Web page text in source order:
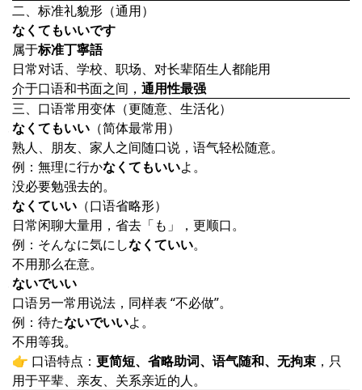
二、标准礼貌形（通用）
なくてもいいです
属于标准丁寧語
日常对话、学校、职场、对长辈陌生人都能用
介于口语和书面之间， 通用性最强
三、口语常用变体（更随意、生活化）
なくてもいい （简体最常用）
熟人、朋友、家人之间随口说，语气轻松随意。
例：無理に行かなくてもいいよ。
没必要勉强去的。
なくていい （口语省略形）
日常闲聊大量用，省去「も」，更顺口。
例：そんなに気にしなくていい。
不用那么在意。
ないでいい
口语另一常用说法，同样表 “不必做”。
例：待たないでいいよ。
不用等我。
👉 口语特点： 更简短、省略助词、语气随和、无拘束 ，只
用于平辈、亲友、关系亲近的人。